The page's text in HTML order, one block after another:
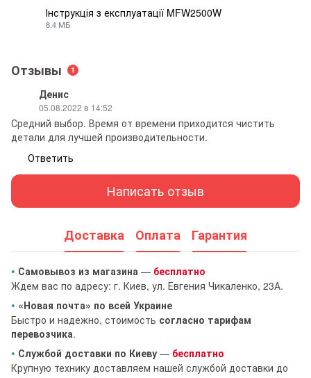
Інструкція з експлуатації MFW2500W
8.4 МБ
Отзывы 1
Денис
05.08.2022 в 14:52
Средний выбор. Время от времени приходится чистить
детали для лучшей производительности.
Ответить
Написать отзыв
Доставка Оплата Гарантия
• Самовывоз из магазина — бесплатно
Ждем вас по адресу: г. Киев, ул. Евгения Чикаленко, 23А.
• «Новая почта» по всей Украине
Быстро и надежно, стоимость согласно тарифам
перевозчика.
• Службой доставки по Киеву — бесплатно
Крупную технику доставляем нашей службой доставки до